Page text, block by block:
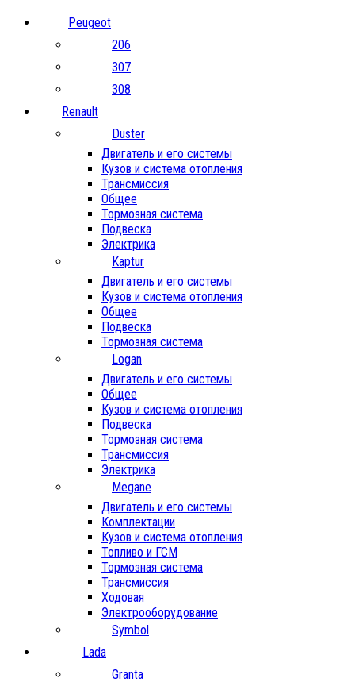
Peugeot
206
307
308
Renault
Duster
Двигатель и его системы
Кузов и система отопления
Трансмиссия
Общее
Тормозная система
Подвеска
Электрика
Kaptur
Двигатель и его системы
Кузов и система отопления
Общее
Подвеска
Тормозная система
Logan
Двигатель и его системы
Общее
Кузов и система отопления
Подвеска
Тормозная система
Трансмиссия
Электрика
Megane
Двигатель и его системы
Комплектации
Кузов и система отопления
Топливо и ГСМ
Тормозная система
Трансмиссия
Ходовая
Электрооборудование
Symbol
Lada
Granta